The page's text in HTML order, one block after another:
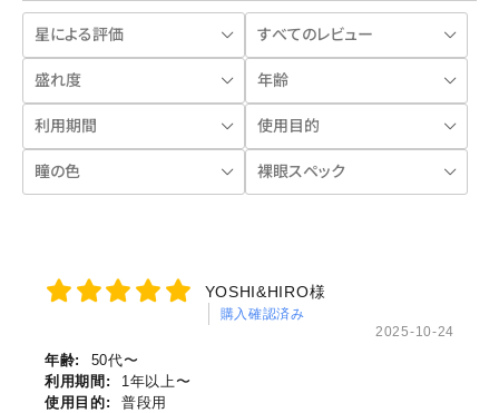
YOSHI&HIRO様
購入確認済み
2025-10-24
年齢:
50代〜
利用期間:
1年以上〜
使用目的:
普段用